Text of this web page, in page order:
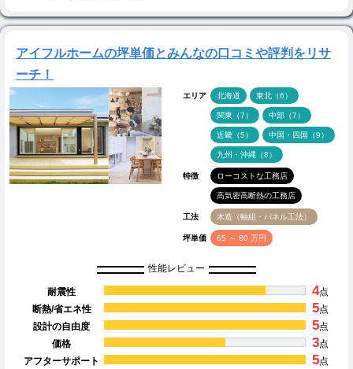
アイフルホームの坪単価とみんなの口コミや評判をリサ
ーチ！
エリア 北海道 東北（6）
関東（7） 中部（7）
近畿（5） 中国・四国（9）
九州・沖縄（8）
特徴 ローコストな工務店
高気密高断熱の工務店
工法 木造（軸組・パネル工法）
坪単価 65 ～ 80 万円
性能レビュー
耐震性 4点
断熱/省エネ性
5点
設計の自由度
5点
価格
3点
アフターサポート
5点